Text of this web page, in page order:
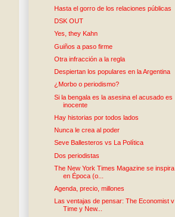
Hasta el gorro de los relaciones públicas
DSK OUT
Yes, they Kahn
Guiños a paso firme
Otra infracción a la regla
Despiertan los populares en la Argentina
¿Morbo o periodismo?
Si la bengala es la asesina el acusado es
inocente
Hay historias por todos lados
Nunca le crea al poder
Seve Ballesteros vs La Política
Dos periodistas
The New York Times Magazine se inspira
en Época (o...
Agenda, precio, millones
Las ventajas de pensar: The Economist v
Time y New...